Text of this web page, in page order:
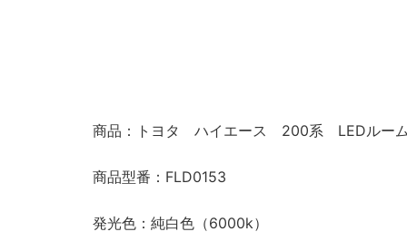
商品：トヨタ ハイエース 200系 LEDルー
商品型番：FLD0153
発光色：純白色（6000k）